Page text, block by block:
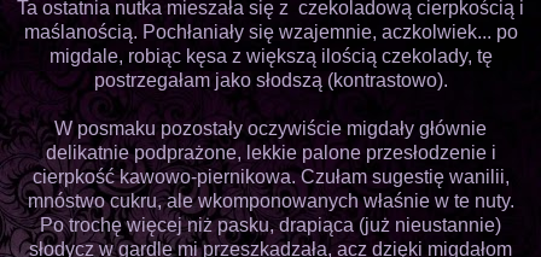
Ta ostatnia nutka mieszała się z czekoladową cierpkością i
maślanością. Pochłaniały się wzajemnie, aczkolwiek... po
migdale, robiąc kęsa z większą ilością czekolady, tę
postrzegałam jako słodszą (kontrastowo).
W posmaku pozostały oczywiście migdały głównie
delikatnie podprażone, lekkie palone przesłodzenie i
cierpkość kawowo-piernikowa. Czułam sugestię wanilii,
mnóstwo cukru, ale wkomponowanych właśnie w te nuty.
Po trochę więcej niż pasku, drapiąca (już nieustannie)
słodycz w gardle mi przeszkadzała, acz dzięki migdałom